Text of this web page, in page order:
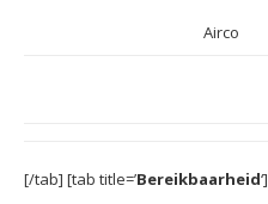
Airco
[/tab] [tab title=’Bereikbaarheid‘]